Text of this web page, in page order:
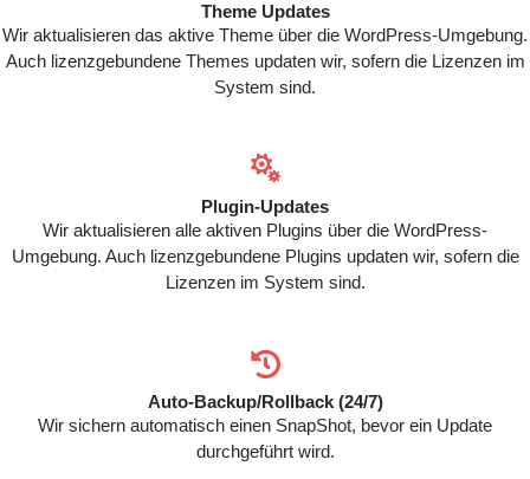
Theme Updates
Wir aktualisieren das aktive Theme über die WordPress-Umgebung.
Auch lizenzgebundene Themes updaten wir, sofern die Lizenzen im
System sind.

Plugin-Updates
Wir aktualisieren alle aktiven Plugins über die WordPress-
Umgebung. Auch lizenzgebundene Plugins updaten wir, sofern die
Lizenzen im System sind.

Auto-Backup/Rollback (24/7)
Wir sichern automatisch einen SnapShot, bevor ein Update
durchgeführt wird.